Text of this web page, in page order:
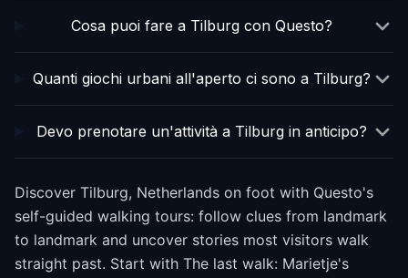
Cosa puoi fare a Tilburg con Questo?
Quanti giochi urbani all'aperto ci sono a Tilburg?
Devo prenotare un'attività a Tilburg in anticipo?
Discover Tilburg, Netherlands on foot with Questo's
self-guided walking tours: follow clues from landmark
to landmark and uncover stories most visitors walk
straight past. Start with The last walk: Marietje's